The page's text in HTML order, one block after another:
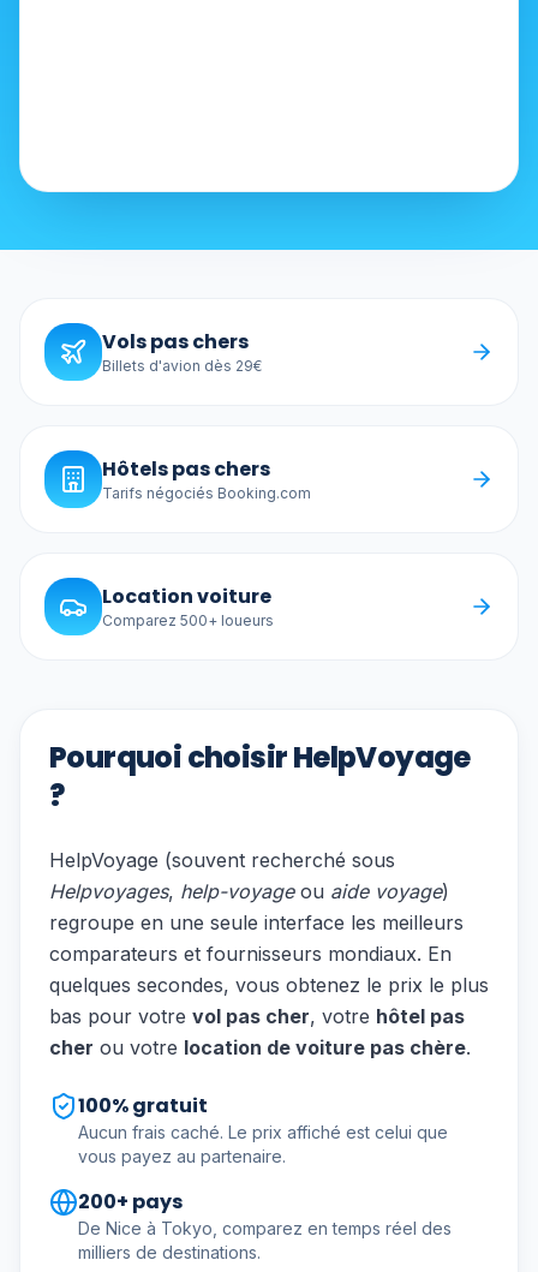
Vols pas chers
Billets d'avion dès 29€
Hôtels pas chers
Tarifs négociés Booking.com
Location voiture
Comparez 500+ loueurs
Pourquoi choisir HelpVoyage
?
HelpVoyage (souvent recherché sous
Helpvoyages, help-voyageou aide voyage)
regroupe en une seule interface les meilleurs
comparateurs et fournisseurs mondiaux. En
quelques secondes, vous obtenez le prix le plus
bas pour votre vol pas cher, votre hôtel pas
cher ou votre location de voiture pas chère.
100% gratuit
Aucun frais caché. Le prix affiché est celui que
vous payez au partenaire.
200+ pays
De Nice à Tokyo, comparez en temps réel des
milliers de destinations.